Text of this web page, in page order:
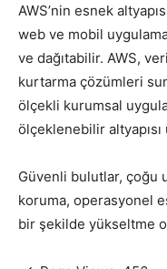
AWS’nin esnek
web ve mobil
ve dağıtabilir. AWS,
kurtarma çözümleri
ölçekli kurumsal
ölçeklenebilir altyapısı
Güvenli bulutlar, çoğu
koruma, operasyonel
bir şekilde yükseltme